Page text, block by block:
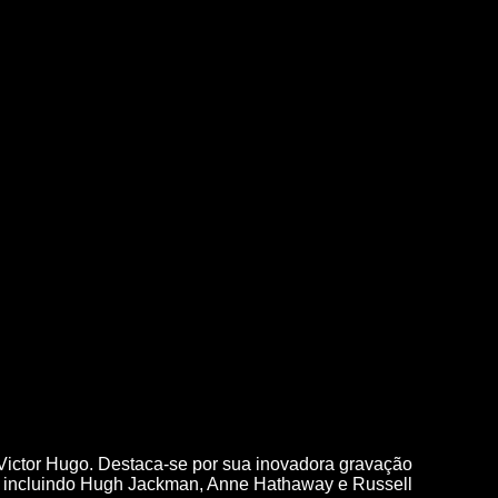
Hugo. Destaca-se por sua inovadora gravação
Hugh Jackman, Anne Hathaway e Russell